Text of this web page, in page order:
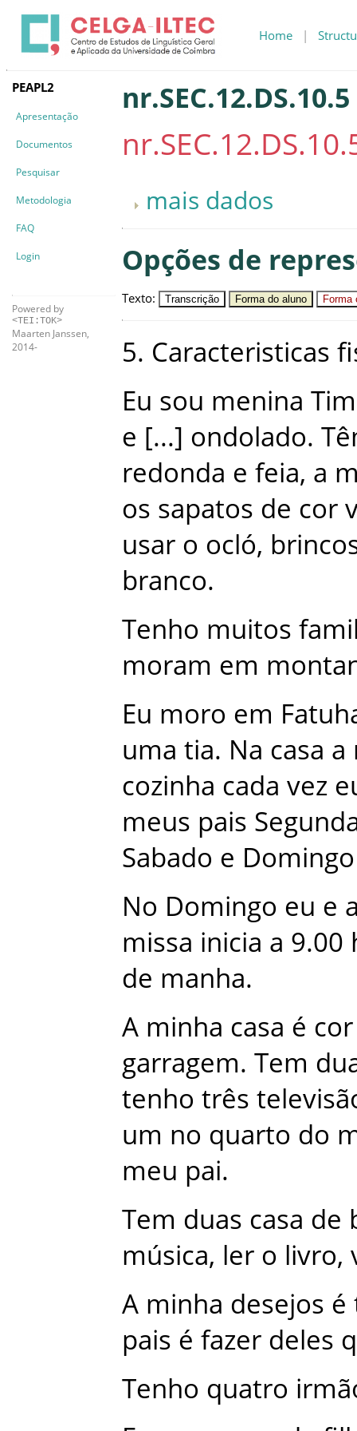
Home |
PEAPL2
Apresentação
Documentos
Pesquisar
Metodologia
FAQ
Login
Powered by
<TEI:TOK>
Maarten Janssen,
2014-
nr.SEC.12.DS.10.5
mais dados
Opções de
Texto: Transcrição Forma do aluno Forma
5. Caracteristicas
Eu sou menina
e
ondolado.
redonda e feia, a
os sapatos de cor
usar o ocló,
branco.
Tenho muitos
moram em
Eu moro em
uma tia. Na casa a
cozinha cada vez
meus pais
Sabado e Domingo
No Domingo eu e
missa inicia a 9.00
de manha.
A minha casa é
garragem. Tem
tenho três
um no quarto do
meu pai.
Tem duas casa de
música, ler o livro,
A minha desejos é
pais é fazer deles
Tenho quatro